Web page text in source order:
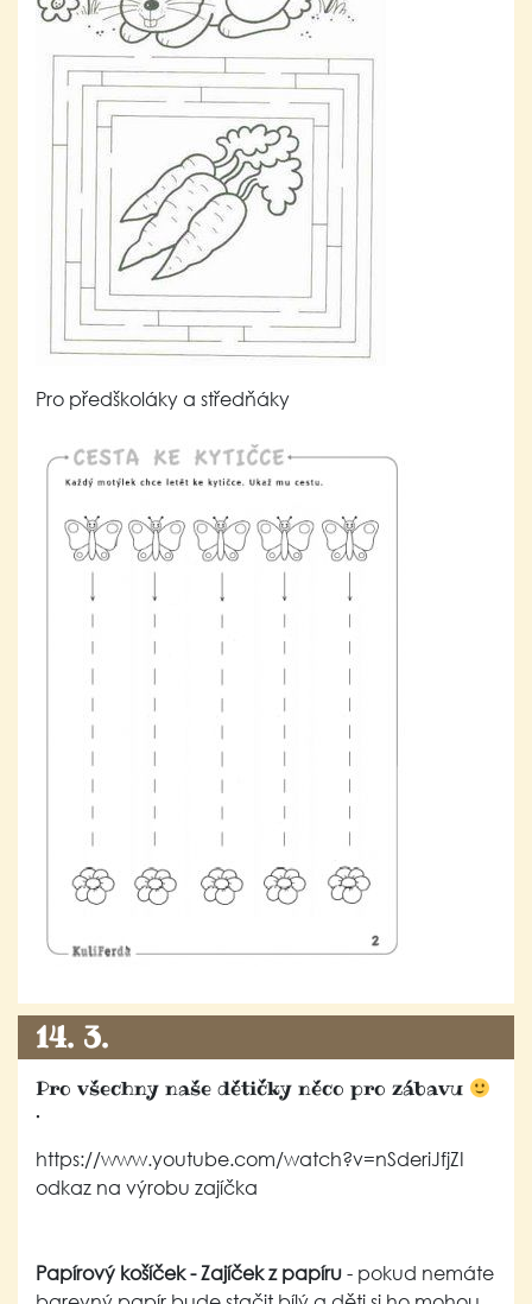
Pro předškoláky a středňáky
14. 3.
Pro všechny naše dětičky něco pro zábavu
.
https://www.youtube.com/watch?v=nSderiJfjZI
odkaz na výrobu zajíčka
Papírový košíček -Zajíček z papíru- pokud nemáte